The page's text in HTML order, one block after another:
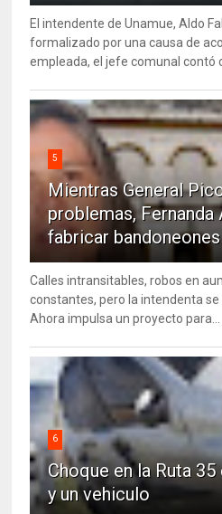
El intendente de Unamue, Aldo
formalizado por una causa de
empleada, el jefe comunal contó
5
Mientras General
problemas,
fabricar bandoneones
Calles intransitables, robos en
constantes, pero la intendenta se
Ahora impulsa un proyecto para...
6
Choque en la Ruta
y un vehiculo